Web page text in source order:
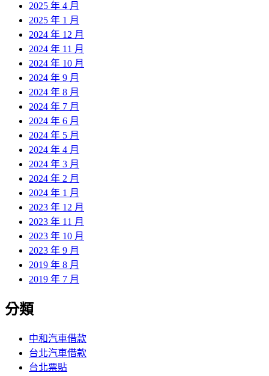
2025 年 4 月
2025 年 1 月
2024 年 12 月
2024 年 11 月
2024 年 10 月
2024 年 9 月
2024 年 8 月
2024 年 7 月
2024 年 6 月
2024 年 5 月
2024 年 4 月
2024 年 3 月
2024 年 2 月
2024 年 1 月
2023 年 12 月
2023 年 11 月
2023 年 10 月
2023 年 9 月
2019 年 8 月
2019 年 7 月
分類
中和汽車借款
台北汽車借款
台北票貼